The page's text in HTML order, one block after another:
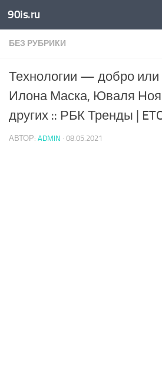
Skip to content
90is.ru
БЕЗ РУБРИКИ
Технологии — добро или
Илона Маска, Юваля
других :: РБК Тренды |
АВТОР: ADMIN · 08.05.2021